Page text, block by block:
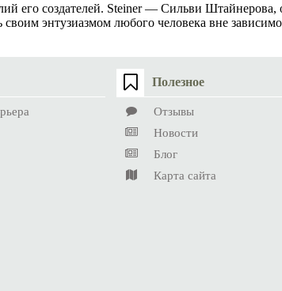
его создателей. Steiner — Сильви Штайнерова,
энтузиазмом любого человека вне
Полезное
Отзывы
Новости
Блог
Карта сайта